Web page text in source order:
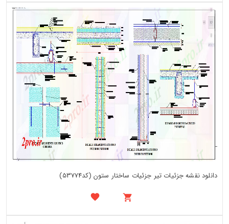
دانلود نقشه جزئیات تیر جزئیات ساختار ستون (کد53774)